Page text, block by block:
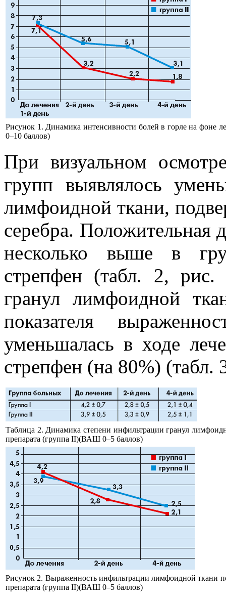
Рисунок 1. Динамика интенсивности болей в горле на фоне
0–10 баллов)
При визуальном
групп выявлялось
лимфоидной ткани,
серебра. Положительная
несколько выше в
стрепфен (табл. 2, рис.
гранул лимфоидной
показателя
уменьшалась в ходе
стрепфен (на 80%) (табл.
Таблица 2. Динамика степени инфильтрации гранул
препарата (группа II)(ВАШ 0–5 баллов)
Рисунок 2. Выраженность инфильтрации лимфоидной ткани
препарата (группа II)(ВАШ 0–5 баллов)